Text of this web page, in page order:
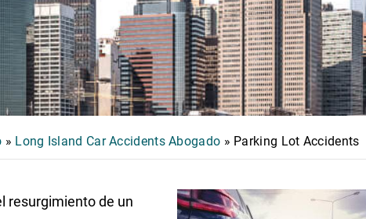
» Long Island Car Accidents Abogado » Parking Lot Accidents
resurgimiento de un